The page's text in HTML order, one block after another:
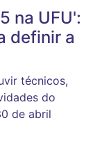
na UFU':
definir a
técnicos,
do
de abril